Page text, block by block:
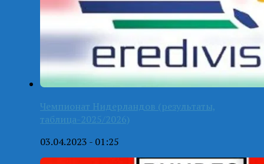
Чемпионат Нидерландов (результаты,
таблица-2025/2026)
03.04.2023 - 01:25